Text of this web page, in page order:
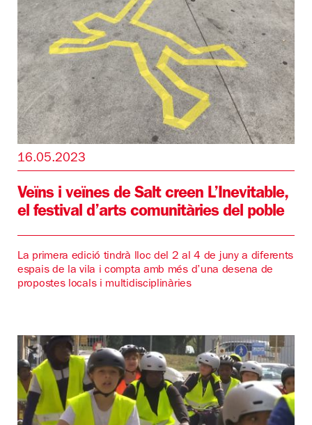
16.05.2023
Veïns i veïnes de Salt creen L’Inevitable,
el festival d’arts comunitàries del poble
La primera edició tindrà lloc del 2 al 4 de juny a diferents
espais de la vila i compta amb més d’una desena de
propostes locals i multidisciplinàries